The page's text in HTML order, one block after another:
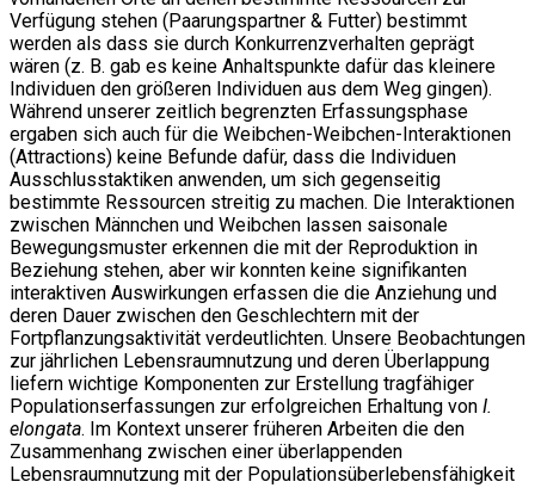
Verfügung stehen (Paarungspartner & Futter) bestimmt
werden als dass sie durch Konkurrenzverhalten geprägt
wären (z. B. gab es keine Anhaltspunkte dafür das kleinere
Individuen den größeren Individuen aus dem Weg gingen).
Während unserer zeitlich begrenzten Erfassungsphase
ergaben sich auch für die Weibchen-Weibchen-Interaktionen
(Attractions) keine Befunde dafür, dass die Individuen
Ausschlusstaktiken anwenden, um sich gegenseitig
bestimmte Ressourcen streitig zu machen. Die Interaktionen
zwischen Männchen und Weibchen lassen saisonale
Bewegungsmuster erkennen die mit der Reproduktion in
Beziehung stehen, aber wir konnten keine signifikanten
interaktiven Auswirkungen erfassen die die Anziehung und
deren Dauer zwischen den Geschlechtern mit der
Fortpflanzungsaktivität verdeutlichten. Unsere Beobachtungen
zur jährlichen Lebensraumnutzung und deren Überlappung
liefern wichtige Komponenten zur Erstellung tragfähiger
Populationserfassungen zur erfolgreichen Erhaltung von I.
elongata. Im Kontext unserer früheren Arbeiten die den
Zusammenhang zwischen einer überlappenden
Lebensraumnutzung mit der Populationsüberlebensfähigkeit